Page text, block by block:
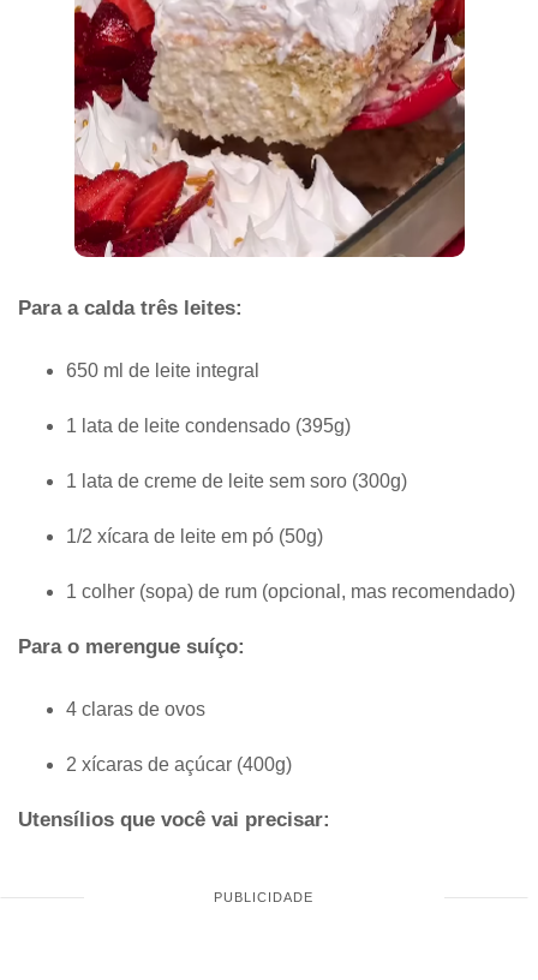
Para a calda três leites:
650 ml de leite integral
1 lata de leite condensado (395g)
1 lata de creme de leite sem soro (300g)
1/2 xícara de leite em pó (50g)
1 colher (sopa) de rum (opcional, mas recomendado)
Para o merengue suíço:
4 claras de ovos
2 xícaras de açúcar (400g)
Utensílios que você vai precisar: